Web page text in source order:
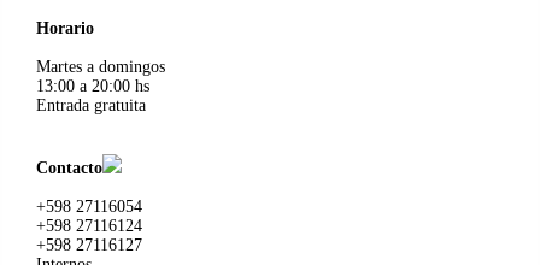
Horario
Martes a domingos
13:00 a 20:00 hs
Entrada gratuita
Contacto
+598 27116054
+598 27116124
+598 27116127